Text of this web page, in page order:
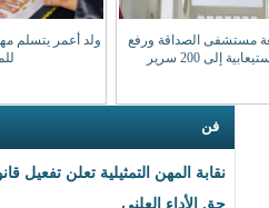
ولد أعمر يتسلم مهامه نقيبا للهيئة الوطنية
تعلن تفعيل قانون